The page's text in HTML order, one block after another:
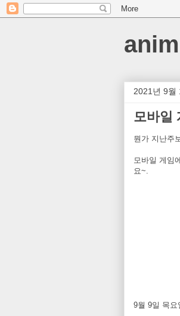
2021년 9월
모바일
뭔가 지난주
모바일 게임
요~.
9월 9일 목요